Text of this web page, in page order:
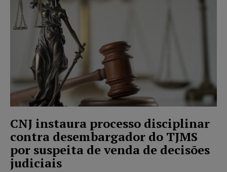
CNJ instaura processo disciplinar
contra desembargador do TJMS
por suspeita de venda de decisões
judiciais